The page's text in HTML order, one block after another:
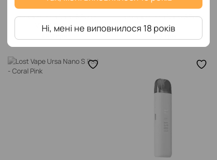
Ні, мені не виповнилося 18 років
3
Lost Vape Ursa Nano S Pod -
Violet Purple
3
Lost Vape Ursa Nano S Pod -
Mint Green
469 грн